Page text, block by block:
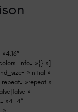
»{} »]
»initial »
»repeat »
»
»4_4″